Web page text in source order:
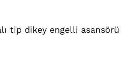
tip dikey engelli asansörü